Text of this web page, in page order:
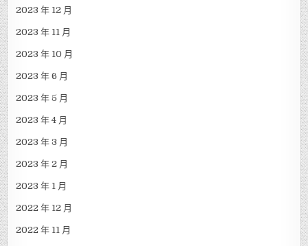
2023 年 12 月
2023 年 11 月
2023 年 10 月
2023 年 6 月
2023 年 5 月
2023 年 4 月
2023 年 3 月
2023 年 2 月
2023 年 1 月
2022 年 12 月
2022 年 11 月